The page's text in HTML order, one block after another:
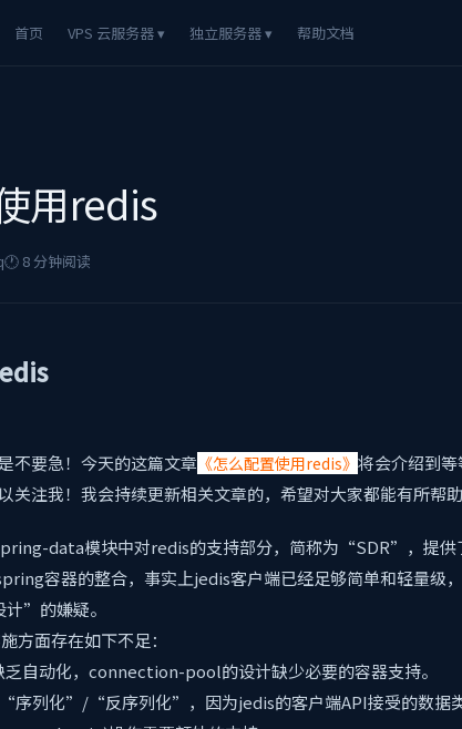
首页 VPS 云服务器 ▾ 独立服务器 ▾ 帮助文档
用redis
🕐 8 分钟阅读
不要急！今天的这篇文章 《怎么配置使用redis》 将会介绍到等
关注我！我会持续更新相关文章的，希望对大家都能有所帮助
data模块中对redis的支持部分，简称为“SDR”，提供
容器的整合，事实上jedis客户端已经足够简单和轻量级
”的嫌疑。
方面存在如下不足：
自动化，connection-pool的设计缺少必要的容器支持。
序列化”/“反序列化”，因为jedis的客户端API接受的数据